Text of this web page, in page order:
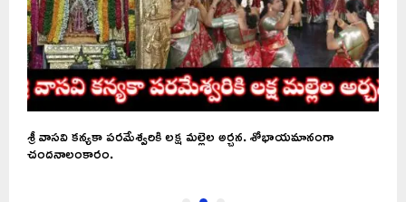
శ్రీ వాసవి కన్యకా పరమేశ్వరికి లక్ష మల్లెల అర్చన. శోభాయమానంగా
చందనాలంకారం.